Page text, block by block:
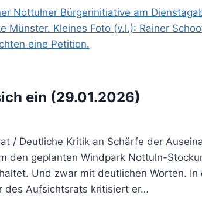
ein (29.01.2026)
/ Deutliche Kritik an Schärfe der
den geplanten Windpark Nottuln-
Und zwar mit deutlichen Worten.
des Aufsichtsrats kritisiert er…